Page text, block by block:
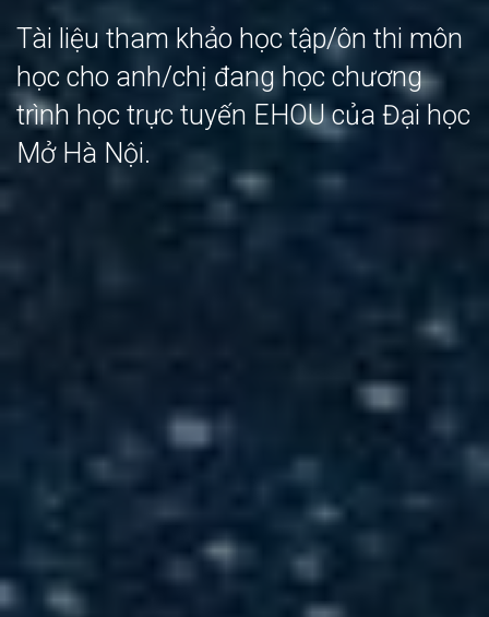
Tài liệu tham khảo học tập/ôn thi môn
học cho anh/chị đang học chương
trình học trực tuyến EHOU của Đại học
Mở Hà Nội.